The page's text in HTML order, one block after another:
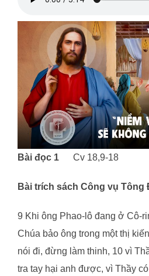
Bài đọc 1 Cv 18,9-18
Bài trích sách Công vụ Tông
9 Khi ông Phao-lô đang ở Cô-
Chúa bảo ông trong một thị
nói đi, đừng làm thinh, 10 vì
tra tay hại anh được, vì Thầy